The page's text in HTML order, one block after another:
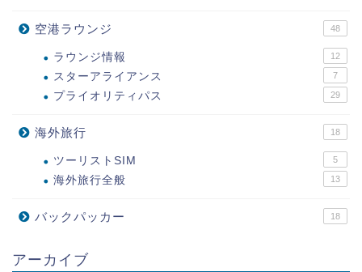
空港ラウンジ 48
ラウンジ情報 12
スターアライアンス 7
プライオリティパス 29
海外旅行 18
ツーリストSIM 5
海外旅行全般 13
バックパッカー 18
アーカイブ